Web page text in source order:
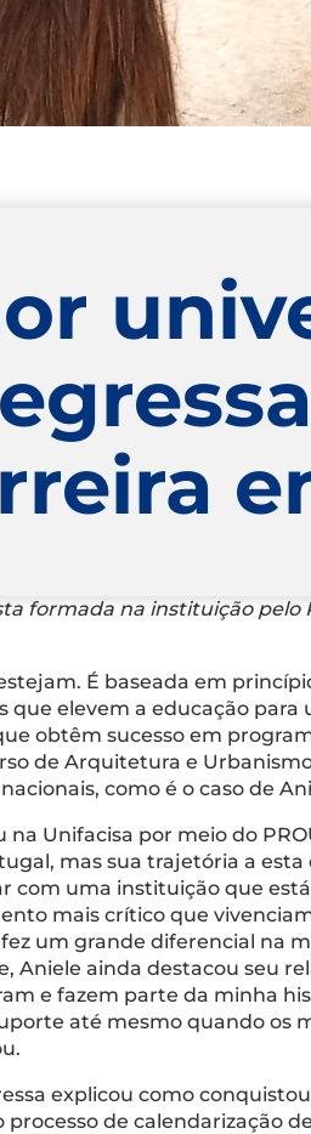
formada na instituição
É baseada em
elevem a educação
obtêm sucesso em
de Arquitetura e
como é o caso de
Unifacisa por meio do
mas sua trajetória a
uma instituição que
mais crítico que
um grande diferencial na
Aniele ainda destacou seu
e fazem parte da minha
até mesmo quando os
explicou como
de calendarização